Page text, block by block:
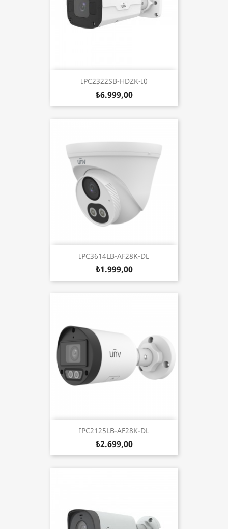
IPC2322SB-HDZK-I0
₺6.999,00
IPC3614LB-AF28K-DL
₺1.999,00
IPC2125LB-AF28K-DL
₺2.699,00